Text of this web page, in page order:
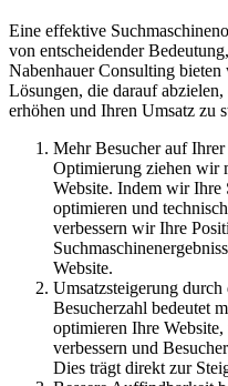
Eine effektive
von entscheidender
Nabenhauer Consulting
Lösungen, die darauf
erhöhen und Ihren Umsatz zu
Mehr Besucher auf
Optimierung ziehen wir
Website. Indem wir Ihre
optimieren und
verbessern wir Ihre
Website.
Umsatzsteigerung
Besucherzahl bedeutet
optimieren Ihre
verbessern und
Dies trägt direkt zur